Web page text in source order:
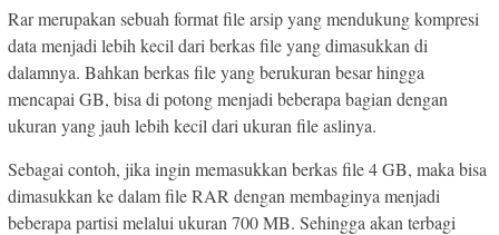
Rar merupakan sebuah format file arsip yang mendukung kompresi
data menjadi lebih kecil dari berkas file yang dimasukkan di
dalamnya. Bahkan berkas file yang berukuran besar hingga
mencapai GB, bisa di potong menjadi beberapa bagian dengan
ukuran yang jauh lebih kecil dari ukuran file aslinya.
Sebagai contoh, jika ingin memasukkan berkas file 4 GB, maka bisa
dimasukkan ke dalam file RAR dengan membaginya menjadi
beberapa partisi melalui ukuran 700 MB. Sehingga akan terbagi